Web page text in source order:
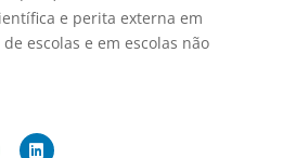
e perita externa em
escolas e em escolas não